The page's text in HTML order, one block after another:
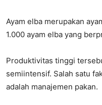
Ayam elba merupakan
1.000 ayam elba yang
Produktivitas tinggi
semiintensif. Salah satu
adalah manajemen pakan.